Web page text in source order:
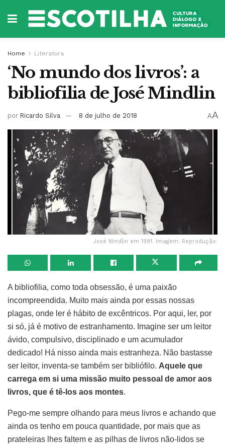
Home Literatura
‘No mundo dos livros’: a
bibliofilia de José Mindlin
por Ricardo Silva 8 de julho de 2018 AA
José Mindlin em 1991. Imagem: Reprodução.
A bibliofilia, como toda obsessão, é uma paixão
incompreendida. Muito mais ainda por essas nossas
plagas, onde ler é hábito de excêntricos. Por aqui, ler, por
si só, já é motivo de estranhamento. Imagine ser um leitor
ávido, compulsivo, disciplinado e um acumulador
dedicado! Há nisso ainda mais estranheza. Não bastasse
ser leitor, inventa-se também ser bibliófilo. Aquele que
carrega em si uma missão muito pessoal de amor aos
livros, que é tê-los aos montes.
Pego-me sempre olhando para meus livros e achando que
ainda os tenho em pouca quantidade, por mais que as
prateleiras lhes faltem e as pilhas de livros não-lidos se